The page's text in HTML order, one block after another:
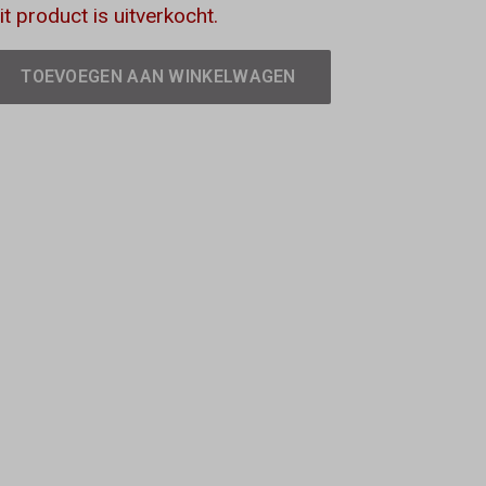
product is uitverkocht.
TOEVOEGEN AAN WINKELWAGEN